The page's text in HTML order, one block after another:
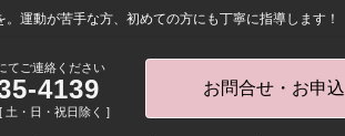
運動が苦手な方、初めての方にも丁寧に指導します！
てご連絡ください
4139
土・日・祝日除く ]
お問合せ・お申込